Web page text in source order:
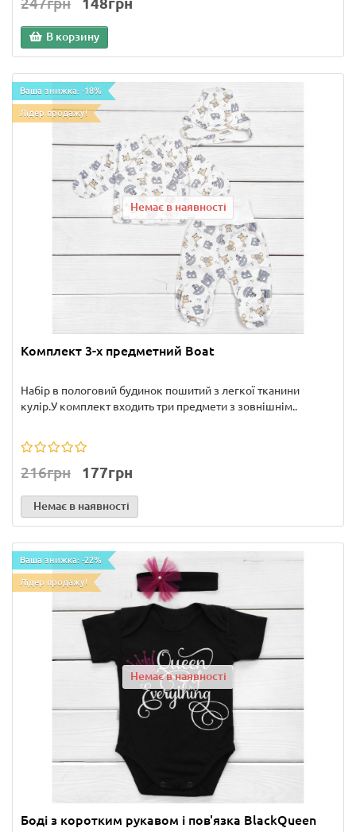
В корзину
Ваша знижка: -18%
Лідер продажу!
Немає в наявності
Комплект 3-х предметний Boat
Набір в пологовий будинок пошитий з легкої тканини
кулір.У комплект входить три предмети з зовнішнім..
216грн 177грн
Немає в наявності
Ваша знижка: -22%
Лідер продажу!
Немає в наявності
Боді з коротким рукавом і пов'язка BlackQueen